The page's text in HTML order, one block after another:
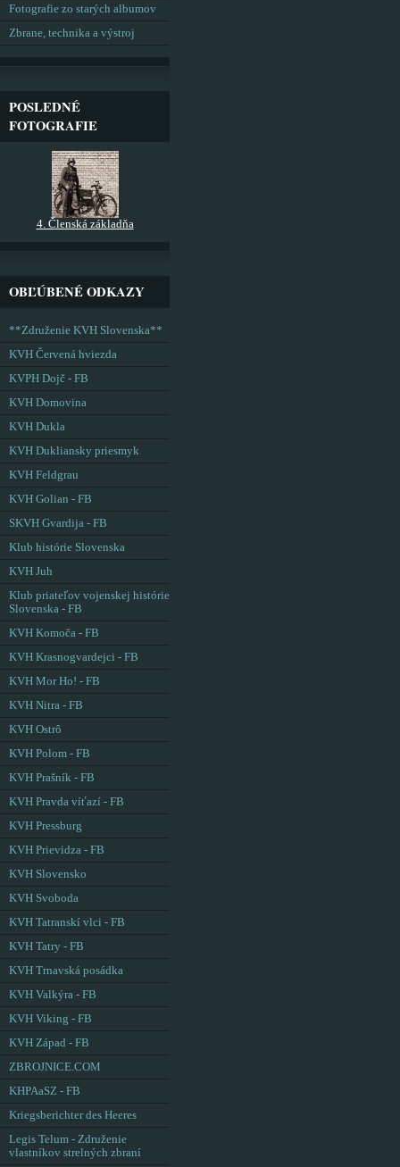
Fotografie zo starých albumov
Zbrane, technika a výstroj
POSLEDNÉ
FOTOGRAFIE
4. Členská základňa
OBĽÚBENÉ ODKAZY
**Združenie KVH Slovenska**
KVH Červená hviezda
KVPH Dojč - FB
KVH Domovina
KVH Dukla
KVH Dukliansky priesmyk
KVH Feldgrau
KVH Golian - FB
SKVH Gvardija - FB
Klub histórie Slovenska
KVH Juh
Klub priateľov vojenskej histórie
Slovenska - FB
KVH Komoča - FB
KVH Krasnogvardejci - FB
KVH Mor Ho! - FB
KVH Nitra - FB
KVH Ostrô
KVH Polom - FB
KVH Prašník - FB
KVH Pravda víťazí - FB
KVH Pressburg
KVH Prievidza - FB
KVH Slovensko
KVH Svoboda
KVH Tatranskí vlci - FB
KVH Tatry - FB
KVH Trnavská posádka
KVH Valkýra - FB
KVH Viking - FB
KVH Západ - FB
ZBROJNICE.COM
KHPAaSZ - FB
Kriegsberichter des Heeres
Legis Telum - Združenie
vlastníkov strelných zbraní